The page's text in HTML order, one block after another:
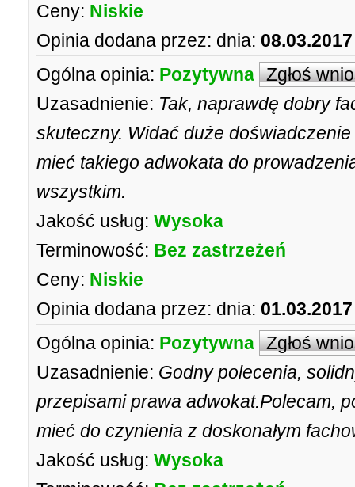
Ceny: Niskie
Opinia dodana przez: dnia:
Ogólna opinia: Pozytywna Zgłoś
Uzasadnienie: Tak, naprawdę dobry
skuteczny. Widać duże
mieć takiego adwokata do
wszystkim.
Jakość usług: Wysoka
Terminowość: Bez zastrzeżeń
Ceny: Niskie
Opinia dodana przez: dnia:
Ogólna opinia: Pozytywna Zgłoś
Uzasadnienie: Godny polecenia,
przepisami prawa adwokat.Polecam,
mieć do czynienia z doskonałym
Jakość usług: Wysoka